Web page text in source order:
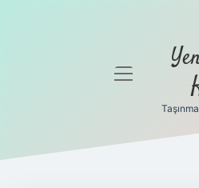
Gizlilik
menüyü